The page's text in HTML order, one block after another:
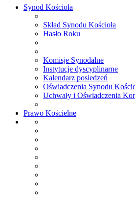
Synod Kościoła
Skład Synodu Kościoła
Hasło Roku
Komisje Synodalne
Instytucje dyscyplinarne
Kalendarz posiedzeń
Oświadczenia Synodu
Uchwały i Oświadczenia
Prawo Kościelne